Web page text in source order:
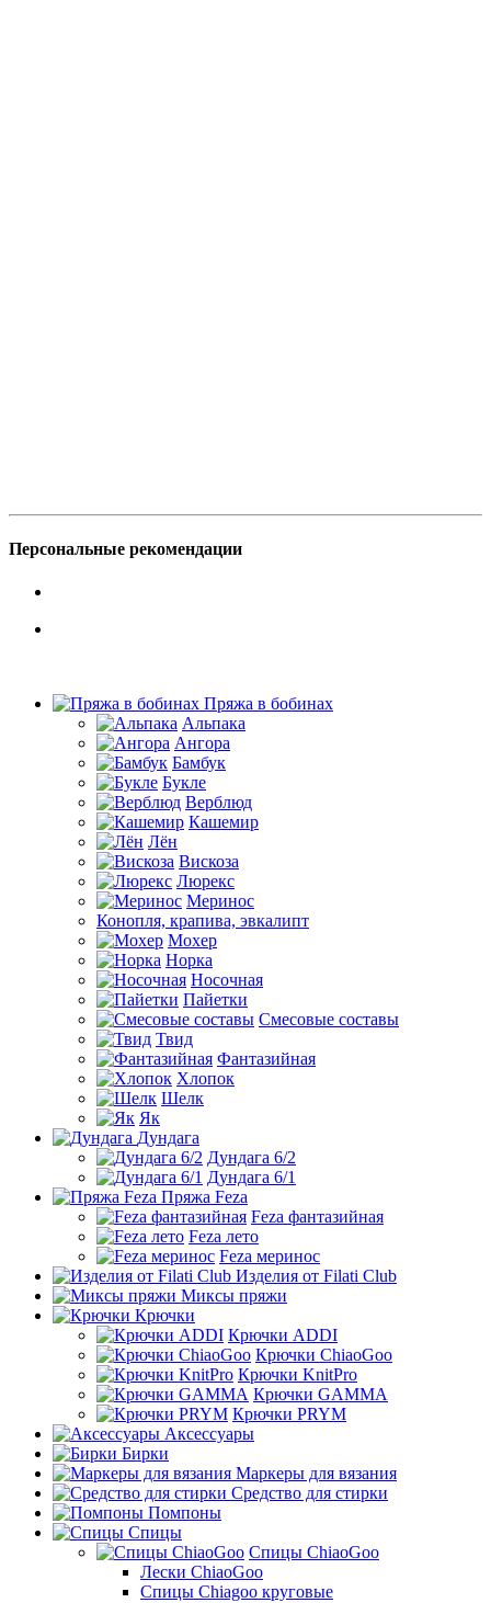
Персональные рекомендации
Пряжа в бобинах
Альпака
Ангора
Бамбук
Букле
Верблюд
Кашемир
Лён
Вискоза
Люрекс
Меринос
Конопля, крапива, эвкалипт
Мохер
Норка
Носочная
Пайетки
Смесовые составы
Твид
Фантазийная
Хлопок
Шелк
Як
Дундага
Дундага 6/2
Дундага 6/1
Пряжа Feza
Feza фантазийная
Feza лето
Feza меринос
Изделия от Filati Club
Миксы пряжи
Крючки
Крючки ADDI
Крючки ChiaoGoo
Крючки KnitPro
Крючки GAMMA
Крючки PRYM
Аксессуары
Бирки
Маркеры для вязания
Средство для стирки
Помпоны
Спицы
Спицы ChiaoGoo
Лески ChiaoGoo
Cпицы Сhiagoo круговые